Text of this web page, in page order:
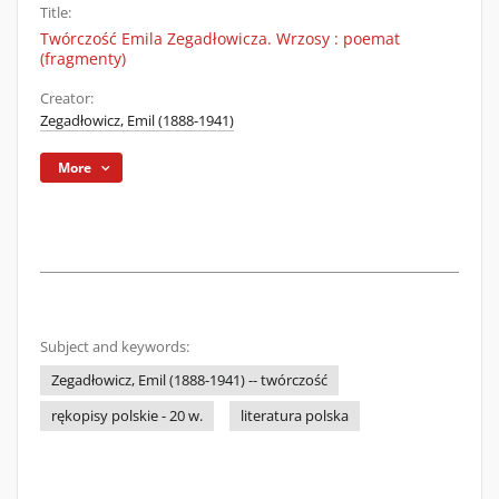
Title:
Twórczość Emila Zegadłowicza. Wrzosy : poemat
(fragmenty)
Creator:
Zegadłowicz, Emil (1888-1941)
More
Subject and keywords:
Zegadłowicz, Emil (1888-1941) -- twórczość
rękopisy polskie - 20 w.
literatura polska